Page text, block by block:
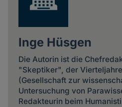
Inge Hüsgen
Die Autorin ist die
"Skeptiker", der
(Gesellschaft zur
Untersuchung von
Redakteurin beim